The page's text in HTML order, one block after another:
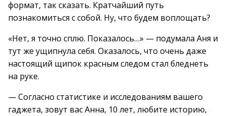
формат, так сказать. Кратчайший путь
познакомиться с собой. Ну, что будем воплощать?
«Нет, я точно сплю. Показалось…» — подумала Аня и
тут же ущипнула себя. Оказалось, что очень даже
настоящий щипок красным следом стал бледнеть
на руке.
— Согласно статистике и исследованиям вашего
гаджета, зовут вас Анна, 10 лет, любите историю,